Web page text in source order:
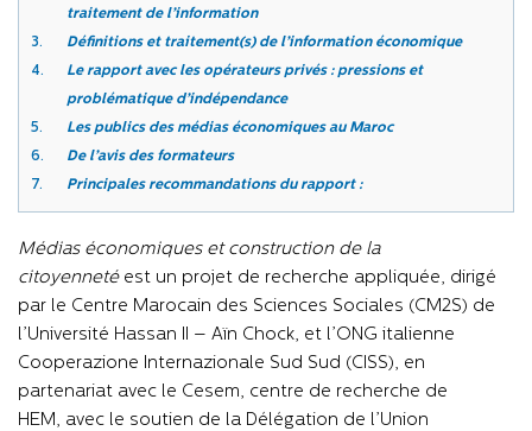
traitement de l’information
3.
Définitions et traitement(s) de l’information économique
4.
Le rapport avec les opérateurs privés : pressions et
problématique d’indépendance
5.
Les publics des médias économiques au Maroc
6.
De l’avis des formateurs
7.
Principales recommandations du rapport :
Médias économiques et construction de la
citoyennetéest un projet de recherche appliquée, dirigé
par le Centre Marocain des Sciences Sociales (CM2S) de
l’Université Hassan II – Aïn Chock, et l’ONG italienne
Cooperazione Internazionale Sud Sud (CISS), en
partenariat avec le Cesem, centre de recherche de
HEM, avec le soutien de la Délégation de l’Union